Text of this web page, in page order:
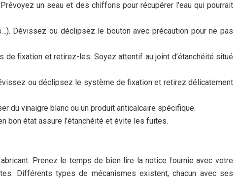
un seau et des chiffons pour récupérer l’eau qui pourrait
Dévissez ou déclipsez le bouton avec précaution pour ne pas
fixation et retirez-les. Soyez attentif au joint d’étanchéité situé
ou déclipsez le système de fixation et retirez délicatement
du vinaigre blanc ou un produit anticalcaire spécifique.
bon état assure l’étanchéité et évite les fuites.
Prenez le temps de bien lire la notice fournie avec votre
Différents types de mécanismes existent, chacun avec ses